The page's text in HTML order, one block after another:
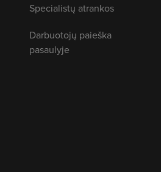
Specialistų atrankos
Darbuotojų paieška
pasaulyje